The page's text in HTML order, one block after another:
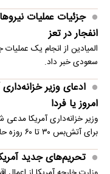
جزئیات عملیات
انفجار در تعز
المیادین از انجام یک
سعودی خبر داد.
ادعای وزیر خزانه‌داری
امروز یا فردا
وزیر خزانه‌داری آمریکا مدعی
برای آتش‌بس ۳۰ تا ۶۰ روزه حاصل شود و با…
تحریم‌های جدید